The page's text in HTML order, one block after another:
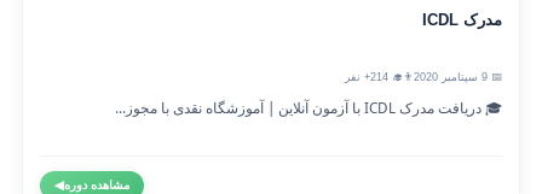
مدرک ICDL
👨‍🎓 214+ نفر
🎓 دریافت مدرک ICDL با آزمون آنلاین | آموزشگاه نقدی با مجوز...
مشاهده دوره◀